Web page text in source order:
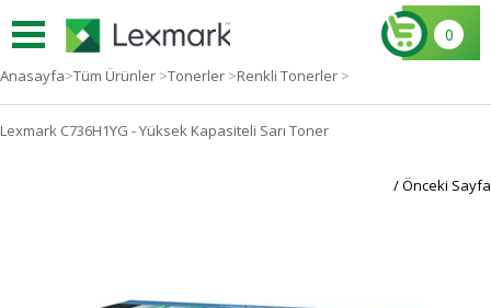
0
Anasayfa>Tüm Ürünler >Tonerler >Renkli Tonerler >
Lexmark C736H1YG - Yüksek Kapasiteli Sarı Toner
/ Önceki Sayfa